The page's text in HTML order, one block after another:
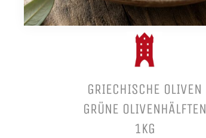
GRIECHISCHE OLIVEN
GRÜNE OLIVENHÄLFTEN
1KG